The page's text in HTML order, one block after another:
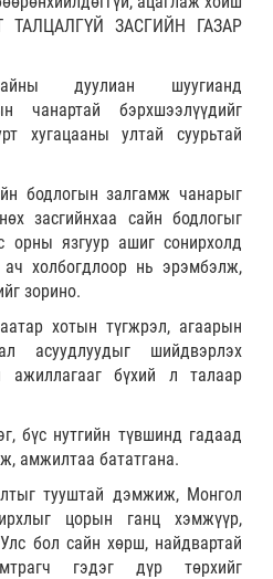
ТАЛЦАЛГҮЙ ЗАСГИЙН ГАЗАР
дуулиан шуугианд
чанартай бэрхшээлүүдийг
хугацааны ултай суурьтай
бодлогын залгамж чанарыг
засгийнхаа сайн бодлогыг
орны язгуур ашиг сонирхолд
ач холбогдлоор нь эрэмбэлж,
зорино.
хотын түгжрэл, агаарын
асуудлуудыг шийдвэрлэх
ажиллагааг бүхий л талаар
бүс нутгийн түвшинд гадаад
амжилтаа бататгана.
тууштай дэмжиж, Монгол
цорын ганц хэмжүүр,
бол сайн хөрш, найдвартай
гэдэг дүр төрхийг